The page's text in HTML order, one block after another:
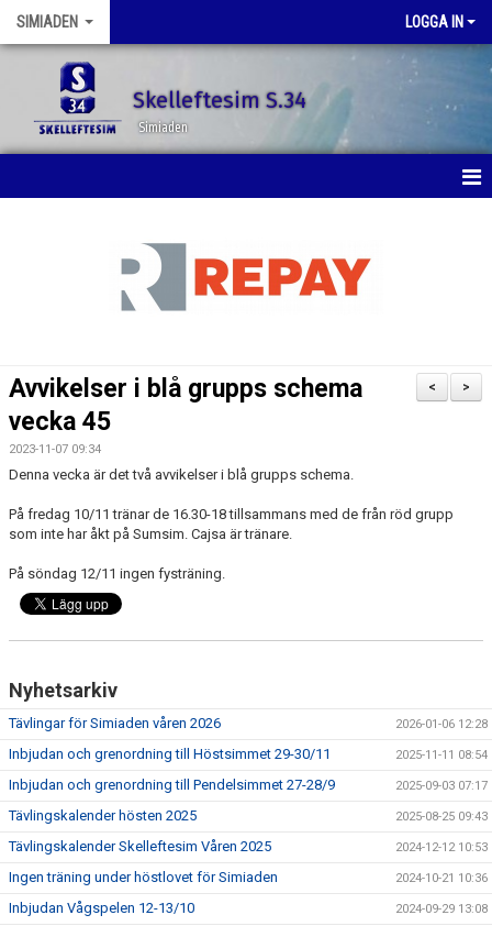
SIMIADEN LOGGA IN
Skelleftesim S.34
Simiaden
DOKUMENT
KONTAKT
>
<
Avvikelser i blå grupps schema
vecka 45
2023-11-07 09:34
Denna vecka är det två avvikelser i blå grupps schema.
På fredag 10/11 tränar de 16.30-18 tillsammans med de från röd grupp
som inte har åkt på Sumsim. Cajsa är tränare.
På söndag 12/11 ingen fysträning.
Nyhetsarkiv
Tävlingar för Simiaden våren 2026 2026-01-06 12:28
Inbjudan och grenordning till Höstsimmet 29-30/11 2025-11-11 08:54
Inbjudan och grenordning till Pendelsimmet 27-28/9 2025-09-03 07:17
Tävlingskalender hösten 2025 2025-08-25 09:43
Tävlingskalender Skelleftesim Våren 2025 2024-12-12 10:53
Ingen träning under höstlovet för Simiaden 2024-10-21 10:36
Inbjudan Vågspelen 12-13/10 2024-09-29 13:08